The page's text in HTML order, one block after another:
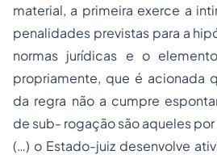
material, a primeira exerce a
penalidades previstas para a
normas jurídicas e o
propriamente, que é acionada
da regra não a cumpre
de sub- rogação são aqueles
(…) o Estado-juiz desenvolve